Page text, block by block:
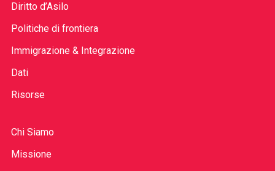
Diritto d’Asilo
Politiche di frontiera
Immigrazione & Integrazione
Dati
Risorse
Chi Siamo
Missione